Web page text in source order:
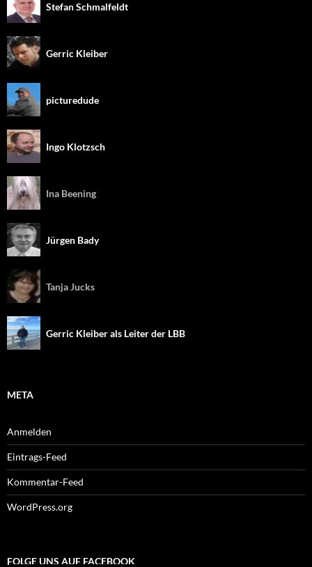
Stefan Schmalfeldt
Gerric Kleiber
picturedude
Ingo Klotzsch
Ina Beening
Jürgen Bady
Tanja Jucks
Gerric Kleiber als Leiter der LBB
META
Anmelden
Eintrags-Feed
Kommentar-Feed
WordPress.org
FOLGE UNS AUF FACEBOOK